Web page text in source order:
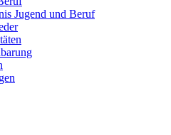
Jugend und Beruf